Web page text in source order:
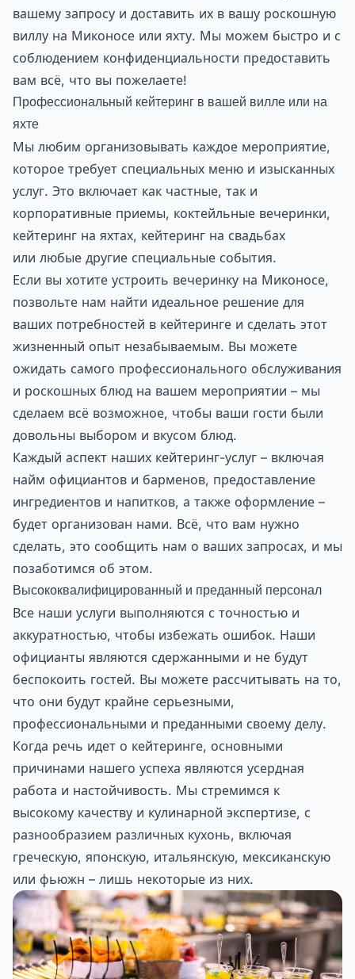
вашему запросу и доставить их в вашу роскошную
виллу на Миконосе или яхту. Мы можем быстро и с
соблюдением конфиденциальности предоставить
вам всё, что вы пожелаете!
Профессиональный кейтеринг в вашей вилле или на
яхте
Мы любим организовывать каждое мероприятие,
которое требует специальных меню и изысканных
услуг. Это включает как частные, так и
корпоративные приемы, коктейльные вечеринки,
кейтеринг на яхтах, кейтеринг на свадьбах
или любые другие специальные события.
Если вы хотите устроить вечеринку на Миконосе,
позвольте нам найти идеальное решение для
ваших потребностей в кейтеринге и сделать этот
жизненный опыт незабываемым. Вы можете
ожидать самого профессионального обслуживания
и роскошных блюд на вашем мероприятии – мы
сделаем всё возможное, чтобы ваши гости были
довольны выбором и вкусом блюд.
Каждый аспект наших кейтеринг-услуг – включая
найм официантов и барменов, предоставление
ингредиентов и напитков, а также оформление –
будет организован нами. Всё, что вам нужно
сделать, это сообщить нам о ваших запросах, и мы
позаботимся об этом.
Высококвалифицированный и преданный персонал
Все наши услуги выполняются с точностью и
аккуратностью, чтобы избежать ошибок. Наши
официанты являются сдержанными и не будут
беспокоить гостей. Вы можете рассчитывать на то,
что они будут крайне серьезными,
профессиональными и преданными своему делу.
Когда речь идет о кейтеринге, основными
причинами нашего успеха являются усердная
работа и настойчивость. Мы стремимся к
высокому качеству и кулинарной экспертизе, с
разнообразием различных кухонь, включая
греческую, японскую, итальянскую, мексиканскую
или фьюжн – лишь некоторые из них.